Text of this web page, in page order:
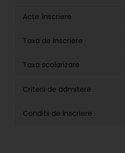
Acte înscriere
Taxa de inscriere
Taxa scolarizare
Criterii de admitere
Conditii de inscriere